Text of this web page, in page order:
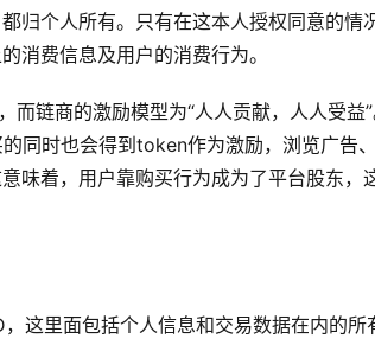
归个人所有。只有在这本人授权同意的情
消费信息及用户的消费行为。
而链商的激励模型为“人人贡献，人人受益
同时也会得到token作为激励，浏览广告
味着，用户靠购买行为成为了平台股东，
这里面包括个人信息和交易数据在内的所